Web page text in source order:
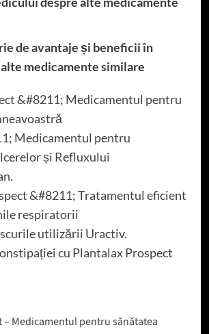
de avantaje și beneficii în
medicamente similare
&#8211; Medicamentul pentru
Medicamentul pentru
și Refluxului
&#8211; Tratamentul eficient
respiratorii
utilizării Uractiv.
cu Plantalax Prospect
– Medicamentul pentru sănătatea